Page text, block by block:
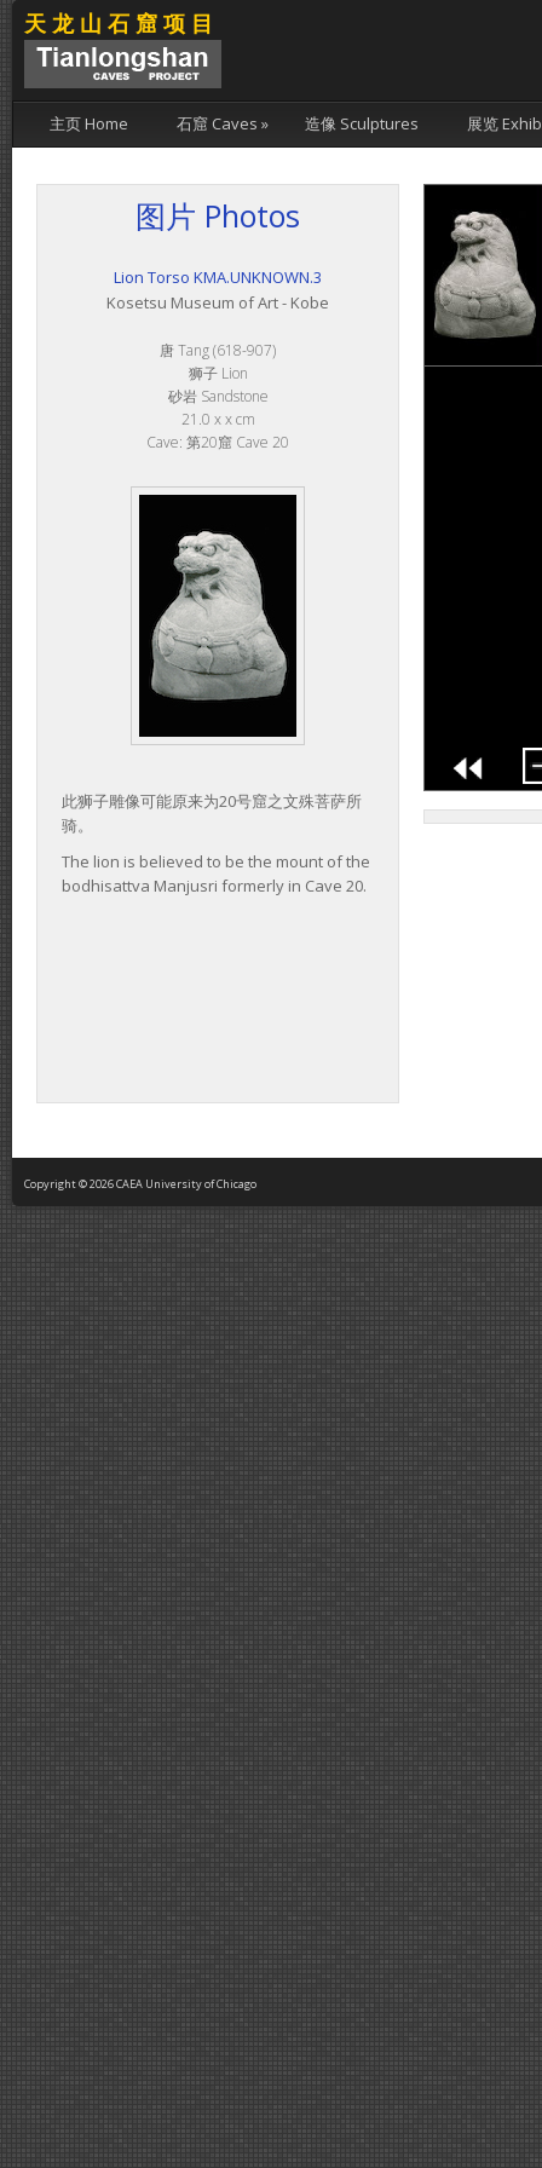
天龙山石窟项目
主页 Home 石窟 Caves » 造像 Sculptures 展览
图片 Photos
Lion Torso KMA.UNKNOWN.3
Kosetsu Museum of Art - Kobe
唐 Tang (618-907)
狮子 Lion
砂岩 Sandstone
21.0 x x cm
Cave: 第20窟 Cave 20
此狮子雕像可能原来为20号窟之文殊菩萨所
骑。
The lion is believed to be the mount of the
bodhisattva Manjusri formerly in Cave 20.
Copyright © 2026 CAEA University of Chicago